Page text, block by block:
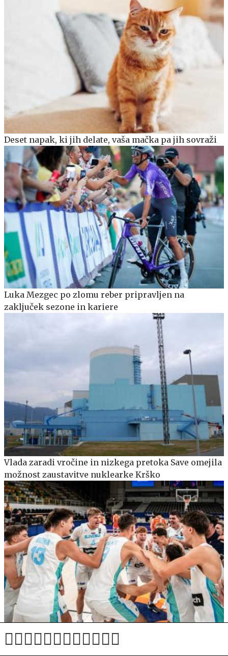
Deset napak, ki jih delate, vaša mačka pa jih sovraži
Luka Mezgec po zlomu reber pripravljen na
zaključek sezone in kariere
Vlada zaradi vročine in nizkega pretoka Save omejila
možnost zaustavitve nuklearke Krško